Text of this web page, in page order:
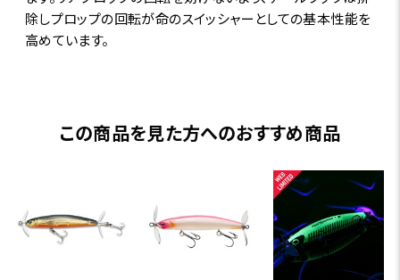
除しプロップの回転が命のスイッシャーとしての基本性能を
高めています。
この商品を見た方へのおすすめ商品